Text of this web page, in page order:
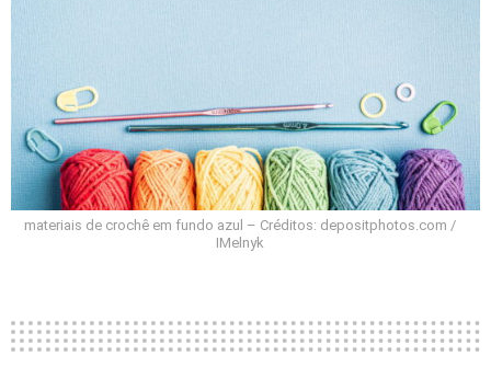
materiais de crochê em fundo azul – Créditos: depositphotos.com /
IMelnyk